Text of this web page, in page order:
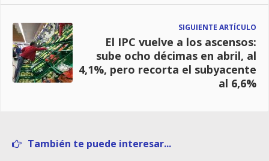
SIGUIENTE ARTÍCULO
El IPC vuelve a los ascensos:
sube ocho décimas en abril, al
4,1%, pero recorta el subyacente
al 6,6%
También te puede interesar...